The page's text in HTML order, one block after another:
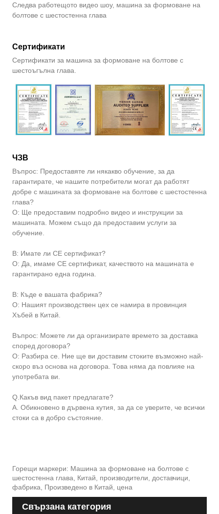
Следва работещото видео шоу, машина за формоване на
болтове с шестостенна глава
Сертификати
Сертификати за машина за формоване на болтове с
шестоъгълна глава.
ЧЗВ
Въпрос: Предоставяте ли някакво обучение, за да
гарантирате, че нашите потребители могат да работят
добре с машината за формоване на болтове с шестостенна
глава?
О: Ще предоставим подробно видео и инструкции за
машината. Можем също да предоставим услуги за
обучение.
В: Имате ли CE сертификат?
О: Да, имаме CE сертификат, качеството на машината е
гарантирано една година.
В: Къде е вашата фабрика?
О: Нашият производствен цех се намира в провинция
Хъбей в Китай.
Въпрос: Можете ли да организирате времето за доставка
според договора?
О: Разбира се. Ние ще ви доставим стоките възможно най-
скоро въз основа на договора. Това няма да повлияе на
употребата ви.
Q.Какъв вид пакет предлагате?
A. Обикновено в дървена кутия, за да се уверите, че всички
стоки са в добро състояние.
Горещи маркери: Машина за формоване на болтове с
шестостенна глава, Китай, производители, доставчици,
фабрика, Произведено в Китай, цена
Свързана категория